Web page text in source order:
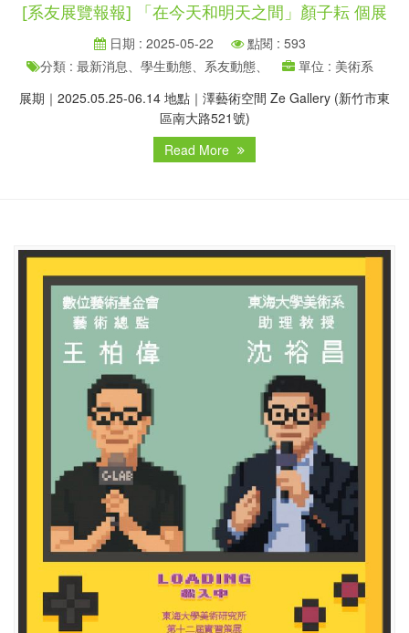
[系友展覽報報] 「在今天和明天之間」顏子耘 個展
日期 : 2025-05-22
點閱 : 593
分類 : 最新消息、學生動態、系友動態、
單位 : 美術系
展期｜2025.05.25-06.14 地點｜澤藝術空間 Ze Gallery (新竹市東
區南大路521號)
Read More